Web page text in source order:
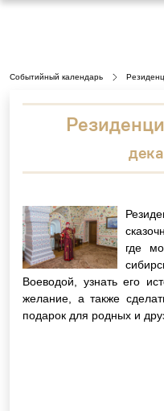
Событийный календарь
где
Воеводой, узнать его
желание, а также
подарок для родных и